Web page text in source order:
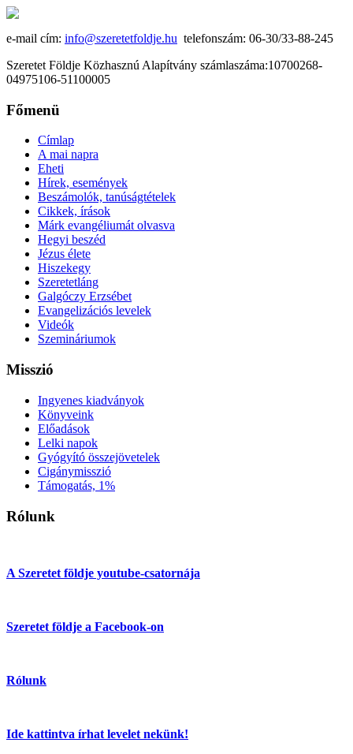
e-mail cím: info@szeretetfoldje.hu telefonszám: 06-30/33-88-245
Szeretet Földje Közhasznú Alapítvány számlaszáma:10700268-
04975106-51100005
Főmenü
Címlap
A mai napra
Eheti
Hírek, események
Beszámolók, tanúságtételek
Cikkek, írások
Márk evangéliumát olvasva
Hegyi beszéd
Jézus élete
Hiszekegy
Szeretetláng
Galgóczy Erzsébet
Evangelizációs levelek
Videók
Szemináriumok
Misszió
Ingyenes kiadványok
Könyveink
Előadások
Lelki napok
Gyógyító összejövetelek
Cigánymisszió
Támogatás, 1%
Rólunk
A Szeretet földje youtube-csatornája
Szeretet földje a Facebook-on
Rólunk
Ide kattintva írhat levelet nekünk!